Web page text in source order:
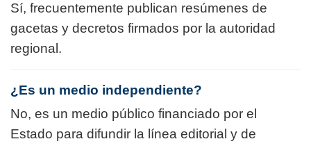
Sí, frecuentemente publican resúmenes de
gacetas y decretos firmados por la autoridad
regional.
¿Es un medio independiente?
No, es un medio público financiado por el
Estado para difundir la línea editorial y de